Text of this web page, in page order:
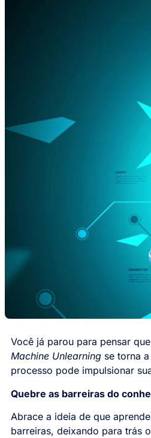
Você já parou para pensar
Machine Unlearning se torna
processo pode impulsionar
Quebre as barreiras do
Abrace a ideia de que
barreiras, deixando para trás